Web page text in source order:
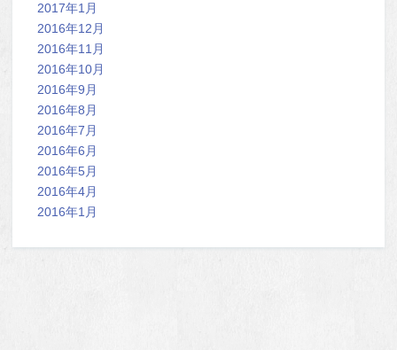
2017年1月
2016年12月
2016年11月
2016年10月
2016年9月
2016年8月
2016年7月
2016年6月
2016年5月
2016年4月
2016年1月